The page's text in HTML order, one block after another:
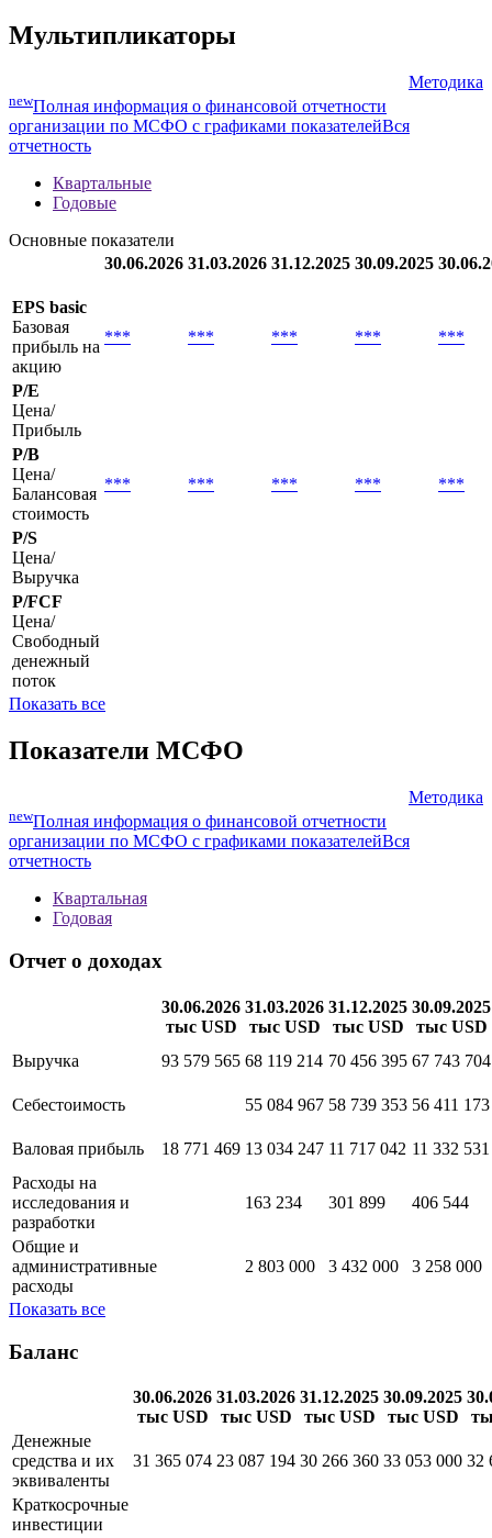
Мультипликаторы
Методика
newПолная информация о финансовой отчетности
организации по МСФО с графиками показателейВся
отчетность
Квартальные
Годовые
Основные показатели
30.06.2026 31.03.2026 31.12.2025 30.09.2025
EPS basic
Базовая
прибыль на
акцию
*** *** *** *** ***
P/E
Цена/
Прибыль
P/B
Цена/
Балансовая
стоимость
*** *** *** *** ***
P/S
Цена/
Выручка
P/FCF
Цена/
Свободный
денежный
поток
Показать все
Показатели МСФО
Методика
newПолная информация о финансовой отчетности
организации по МСФО с графиками показателейВся
отчетность
Квартальная
Годовая
Отчет о доходах
30.06.2026
тыс USD
31.03.2026
тыс USD
31.12.2025
тыс USD
30.09.2025
тыс USD
Выручка
93 579 565 68 119 214 70 456 395 67 743 704
Себестоимость 55 084 967 58 739 353 56 411 173
Валовая прибыль 18 771 469 13 034 247 11 717 042 11 332 531
Расходы на
исследования и
разработки
163 234 301 899 406 544
Общие и
административные
расходы
2 803 000 3 432 000 3 258 000
Показать все
Баланс
30.06.2026
тыс USD
31.03.2026
тыс USD
31.12.2025
тыс USD
30.09.2025
тыс USD
Денежные
средства и их
эквиваленты
31 365 074 23 087 194 30 266 360 33 053 000 32
Краткосрочные
инвестиции